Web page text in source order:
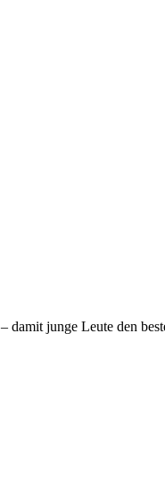
– damit junge Leute den